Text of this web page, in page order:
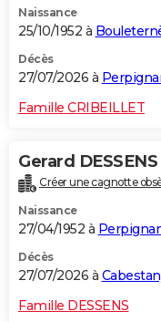
Naissance
25/10/1952 à
Décès
27/07/2026 à
Famille CRIBEILLET
Gerard DESSENS
Créer une cagnotte
Naissance
27/04/1952 à
Décès
27/07/2026 à
Famille DESSENS